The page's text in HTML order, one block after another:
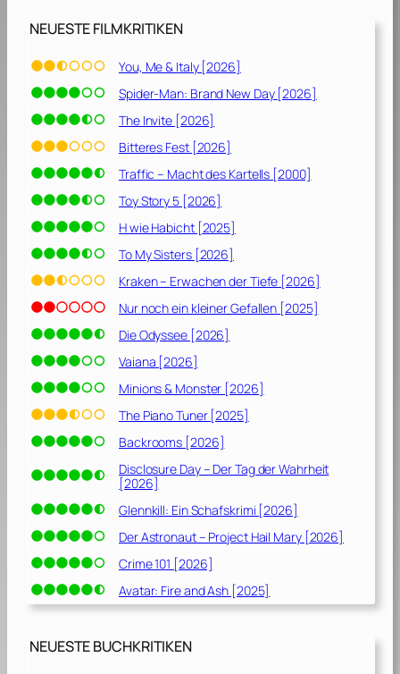
0
1
8
]
NEUESTE FILMKRITIKEN
You, Me & Italy [2026]
Spider-Man: Brand New Day [2026]
The Invite [2026]
Bitteres Fest [2026]
Traffic – Macht des Kartells [2000]
Toy Story 5 [2026]
H wie Habicht [2025]
To My Sisters [2026]
Kraken – Erwachen der Tiefe [2026]
Nur noch ein kleiner Gefallen [2025]
Die Odyssee [2026]
Vaiana [2026]
Minions & Monster [2026]
The Piano Tuner [2025]
Backrooms [2026]
Disclosure Day – Der Tag der Wahrheit
[2026]
Glennkill: Ein Schafskrimi [2026]
Der Astronaut – Project Hail Mary [2026]
Crime 101 [2026]
Avatar: Fire and Ash [2025]
NEUESTE BUCHKRITIKEN